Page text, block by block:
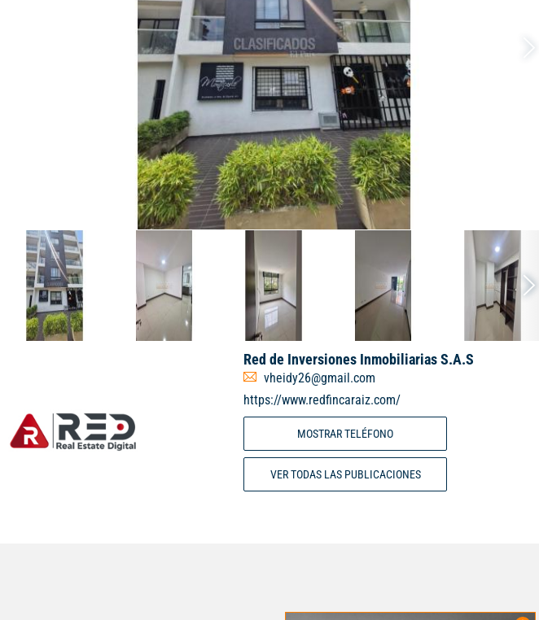
Red de Inversiones Inmobiliarias S.A.S
vheidy26@gmail.com
https://www.redfincaraiz.com/
MOSTRAR TELÉFONO
VER TODAS LAS PUBLICACIONES